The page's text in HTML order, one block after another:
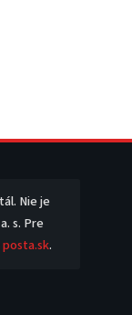
Nie je
s. Pre
posta.sk.